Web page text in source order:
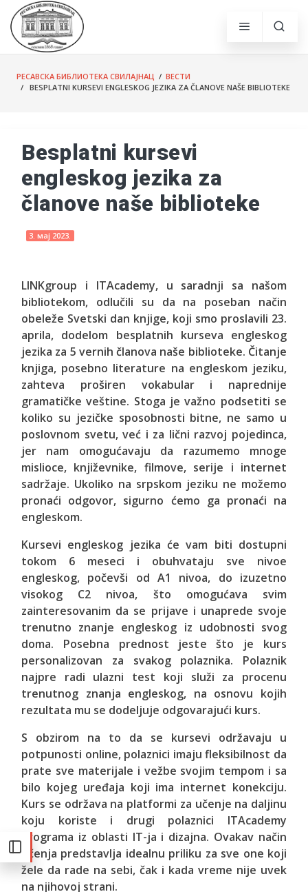
РЕСАВСКА БИБЛИОТЕКА СВИЛАЈНАЦ / ВЕСТИ
/ BESPLATNI KURSEVI ENGLESKOG JEZIKA ZA ČLANOVE NAŠE BIBLIOTEKE
Besplatni kursevi
engleskog jezika za
članove naše biblioteke
3. мај 2023.
LINKgroup i ITAcademy, u saradnji sa našom
bibliotekom, odlučili su da na poseban način
obeleže Svetski dan knjige, koji smo proslavili 23.
aprila, dodelom besplatnih kurseva engleskog
jezika za 5 vernih članova naše biblioteke. Čitanje
knjiga, posebno literature na engleskom jeziku,
zahteva proširen vokabular i naprednije
gramatičke veštine. Stoga je važno podsetiti se
koliko su jezičke sposobnosti bitne, ne samo u
poslovnom svetu, već i za lični razvoj pojedinca,
jer nam omogućavaju da razumemo mnoge
mislioce, književnike, filmove, serije i internet
sadržaje. Ukoliko na srpskom jeziku ne možemo
pronaći odgovor, sigurno ćemo ga pronaći na
engleskom.
Kursevi engleskog jezika će vam biti dostupni
tokom 6 meseci i obuhvataju sve nivoe
engleskog, počevši od A1 nivoa, do izuzetno
visokog C2 nivoa, što omogućava svim
zainteresovanim da se prijave i unaprede svoje
trenutno znanje engleskog iz udobnosti svog
doma. Posebna prednost jeste što je kurs
personalizovan za svakog polaznika. Polaznik
najpre radi ulazni test koji služi za procenu
trenutnog znanja engleskog, na osnovu kojih
rezultata mu se dodeljuje odgovarajući kurs.
S obzirom na to da se kursevi održavaju u
potpunosti online, polaznici imaju fleksibilnost da
prate sve materijale i vežbe svojim tempom i sa
bilo kojeg uređaja koji ima internet konekciju.
Kurs se održava na platformi za učenje na daljinu
koju koriste i drugi polaznici ITAcademy
programa iz oblasti IT-ja i dizajna. Ovakav način
učenja predstavlja idealnu priliku za sve one koji
žele da rade na sebi, čak i kada vreme nije uvek
na njihovoj strani.